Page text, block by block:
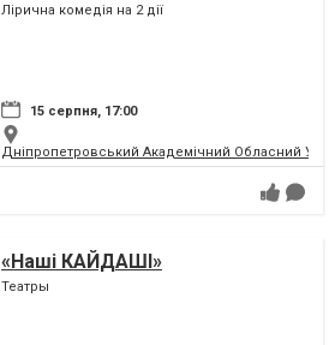
Лірична комедія на 2 дії
15 серпня, 17:00
Дніпропетровський Академічний Обласний
«Наші КАЙДАШІ»
Театры